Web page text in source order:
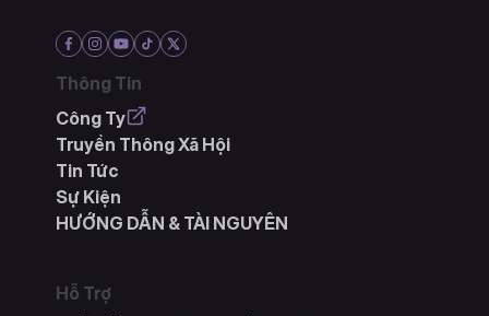
Thông Tin
Công Ty
Truyền Thông Xã Hội
Tin Tức
Sự Kiện
HƯỚNG DẪN & TÀI NGUYÊN
Hỗ Trợ